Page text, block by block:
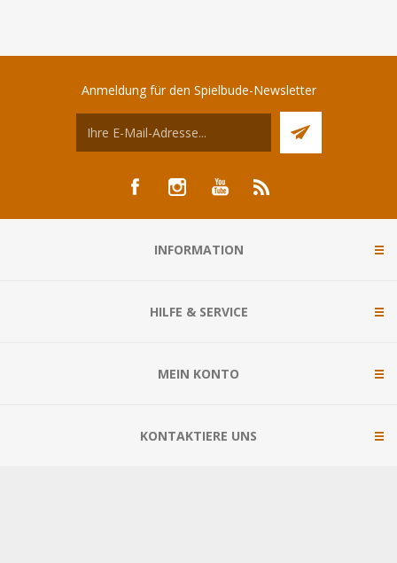
Anmeldung für den Spielbude-Newsletter
INFORMATION
HILFE & SERVICE
MEIN KONTO
KONTAKTIERE UNS